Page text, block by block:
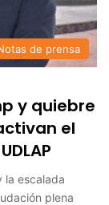
de prensa
y quiebre
el
la escalada
plena